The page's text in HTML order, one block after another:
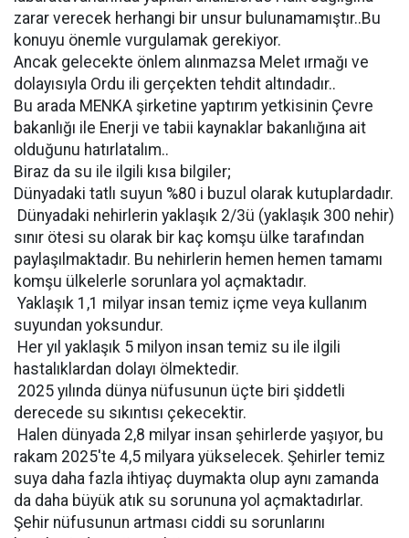
zarar verecek herhangi bir unsur bulunamamıştır..Bu
konuyu önemle vurgulamak gerekiyor.
Ancak gelecekte önlem alınmazsa Melet ırmağı ve
dolayısıyla Ordu ili gerçekten tehdit altındadır..
Bu arada MENKA şirketine yaptırım yetkisinin Çevre
bakanlığı ile Enerji ve tabii kaynaklar bakanlığına ait
olduğunu hatırlatalım..
Biraz da su ile ilgili kısa bilgiler;
Dünyadaki tatlı suyun %80 i buzul olarak kutuplardadır.
 Dünyadaki nehirlerin yaklaşık 2/3ü (yaklaşık 300 nehir)
sınır ötesi su olarak bir kaç komşu ülke tarafından
paylaşılmaktadır. Bu nehirlerin hemen hemen tamamı
komşu ülkelerle sorunlara yol açmaktadır.
 Yaklaşık 1,1 milyar insan temiz içme veya kullanım
suyundan yoksundur.
 Her yıl yaklaşık 5 milyon insan temiz su ile ilgili
hastalıklardan dolayı ölmektedir.
 2025 yılında dünya nüfusunun üçte biri şiddetli
derecede su sıkıntısı çekecektir.
 Halen dünyada 2,8 milyar insan şehirlerde yaşıyor, bu
rakam 2025′te 4,5 milyara yükselecek. Şehirler temiz
suya daha fazla ihtiyaç duymakta olup aynı zamanda
da daha büyük atık su sorununa yol açmaktadırlar.
Şehir nüfusunun artması ciddi su sorunlarını